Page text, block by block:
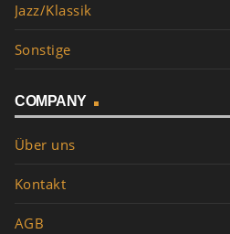
Jazz/Klassik
Sonstige
COMPANY
Über uns
Kontakt
AGB